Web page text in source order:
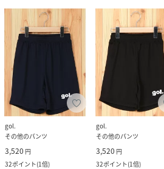
gol.
その他のパンツ
3,520 円
32ポイント(1倍)
gol.
その他のパンツ
3,520 円
32ポイント(1倍)